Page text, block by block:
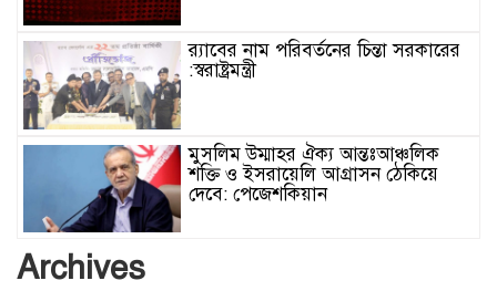
র‌্যাবের নাম পরিবর্তনের চিন্তা সরকারের
:স্বরাষ্ট্রমন্ত্রী
মুসলিম উম্মাহর ঐক্য আন্তঃআঞ্চলিক
শক্তি ও ইসরায়েলি আগ্রাসন ঠেকিয়ে
দেবে: পেজেশকিয়ান
Archives